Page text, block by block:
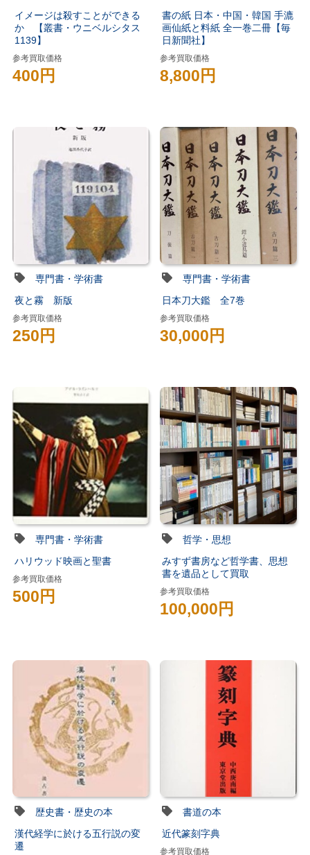
イメージは殺すことができる
か 【叢書・ウニベルシタス
1139】
参考買取価格
400円
書の紙 日本・中国・韓国 手漉
画仙紙と料紙 全一巻二冊【毎
日新聞社】
参考買取価格
8,800円
専門書・学術書
夜と霧 新版
参考買取価格
250円
専門書・学術書
日本刀大鑑 全7巻
参考買取価格
30,000円
専門書・学術書
ハリウッド映画と聖書
参考買取価格
500円
哲学・思想
みすず書房など哲学書、思想
書を遺品として買取
参考買取価格
100,000円
歴史書・歴史の本
漢代経学に於ける五行説の変
遷
書道の本
近代篆刻字典
参考買取価格